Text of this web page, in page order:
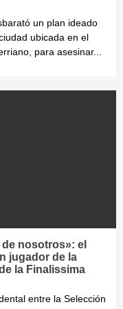
un plan ideado
ubicada en el
para asesinar...
nosotros»: el
jugador de la
la Finalissima
entre la Selección